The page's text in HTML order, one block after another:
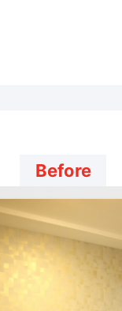
Before